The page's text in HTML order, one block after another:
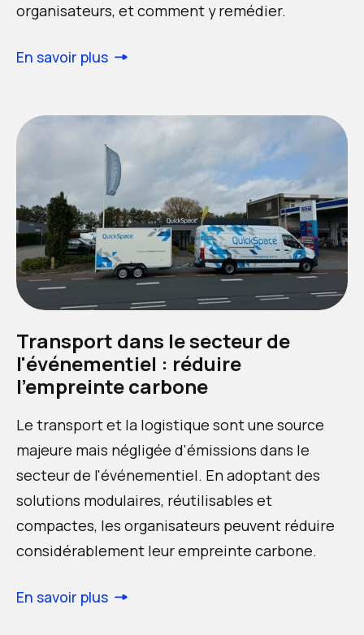
organisateurs, et comment y remédier.
En savoir plus
Transport dans le secteur de
l'événementiel : réduire
l'empreinte carbone
Le transport et la logistique sont une source
majeure mais négligée d'émissions dans le
secteur de l'événementiel. En adoptant des
solutions modulaires, réutilisables et
compactes, les organisateurs peuvent réduire
considérablement leur empreinte carbone.
En savoir plus